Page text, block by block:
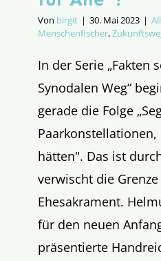
Von birgit | 30. Mai 2023 |
Menschenfischer,
In der Serie „Fakten
Synodalen Weg“
gerade die Folge
Paarkonstellationen,
hätten". Das ist
verwischt die
Ehesakrament.
für den neuen
präsentierte